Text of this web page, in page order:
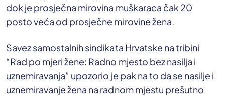
dok je prosječna mirovina muškaraca čak 20
posto veća od prosječne mirovine žena.
Savez samostalnih sindikata Hrvatske na tribini
“Rad po mjeri žene: Radno mjesto bez nasilja i
uznemiravanja” upozorio je pak na to da se nasilje i
uznemiravanje žena na radnom mjestu prešutno